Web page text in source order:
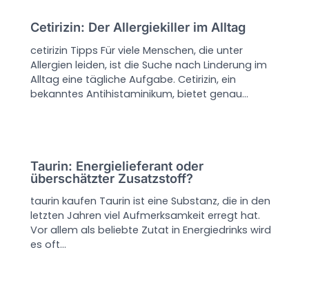
Cetirizin: Der Allergiekiller im Alltag
cetirizin Tipps Für viele Menschen, die unter
Allergien leiden, ist die Suche nach Linderung im
Alltag eine tägliche Aufgabe. Cetirizin, ein
bekanntes Antihistaminikum, bietet genau…
Taurin: Energielieferant oder
überschätzter Zusatzstoff?
taurin kaufen Taurin ist eine Substanz, die in den
letzten Jahren viel Aufmerksamkeit erregt hat.
Vor allem als beliebte Zutat in Energiedrinks wird
es oft…